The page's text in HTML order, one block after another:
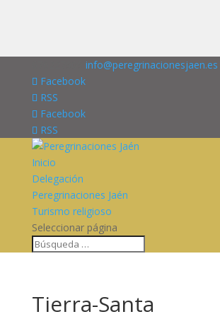
info@peregrinacionesjaen.es
Facebook
RSS
Facebook
RSS
Inicio
Delegación
Peregrinaciones Jaén
Turismo religioso
Seleccionar página
Tierra-Santa